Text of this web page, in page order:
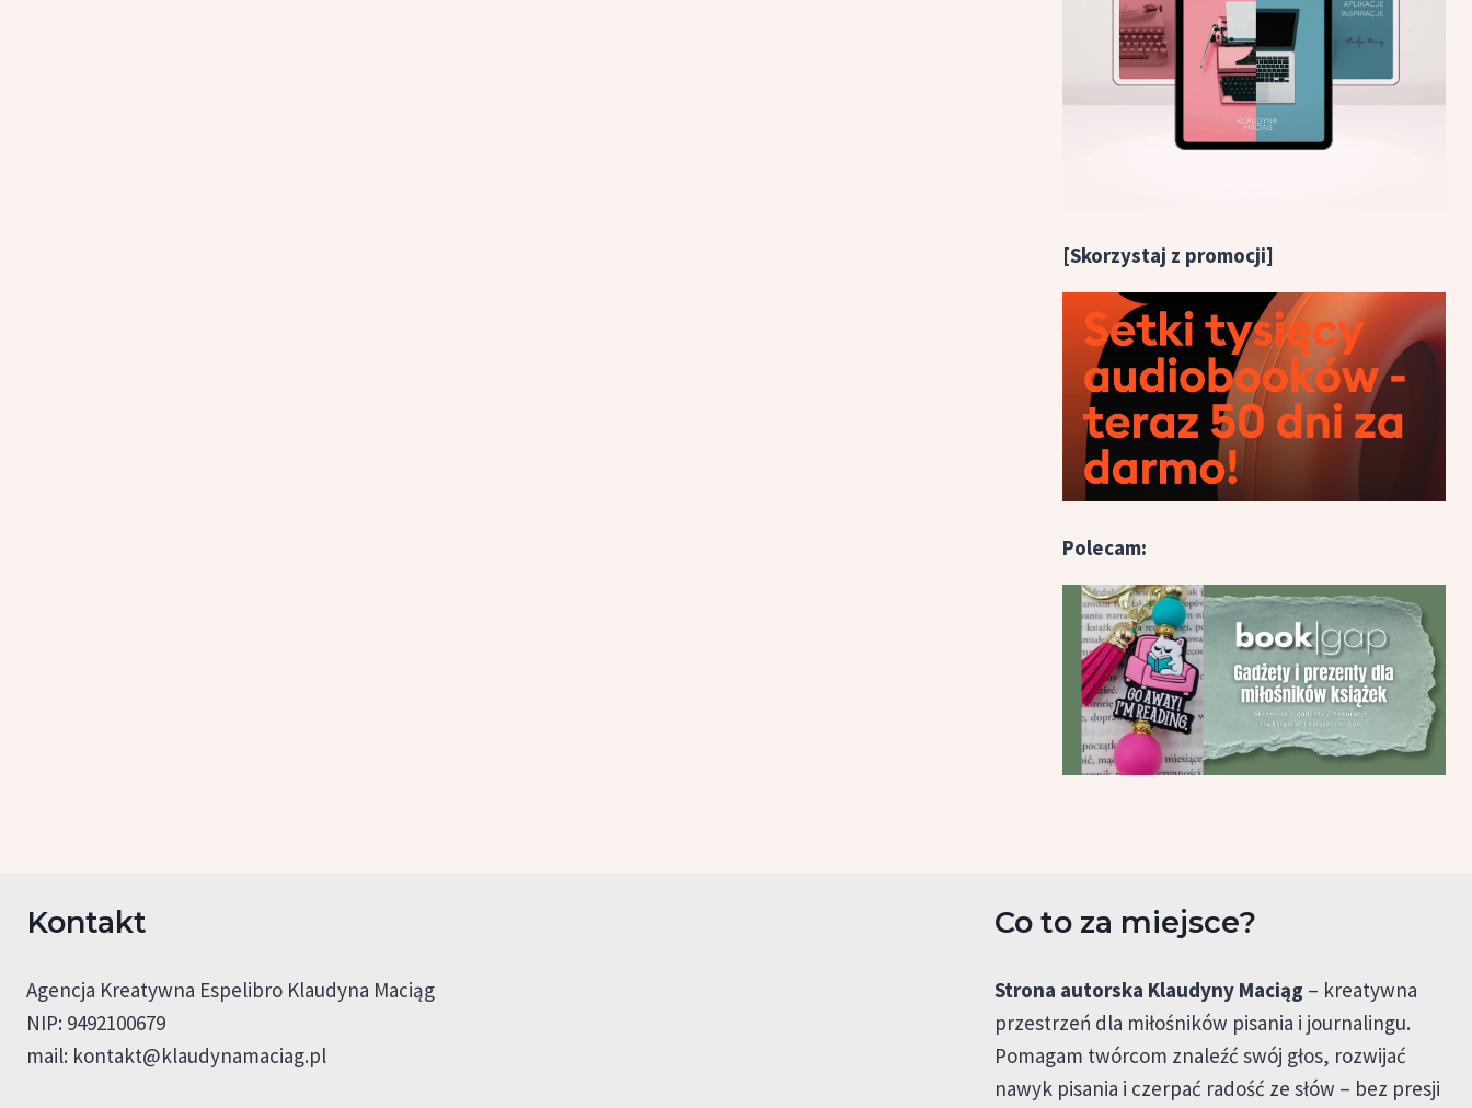
[Skorzystaj z promocji]
Polecam:
Kontakt
Agencja Kreatywna Espelibro Klaudyna Maciąg
NIP: 9492100679
mail: kontakt@klaudynamaciag.pl
Co to za miejsce?
Strona autorska Klaudyny Maciąg – kreatywna
przestrzeń dla miłośników pisania i journalingu.
Pomagam twórcom znaleźć swój głos, rozwijać
nawyk pisania i czerpać radość ze słów – bez presji